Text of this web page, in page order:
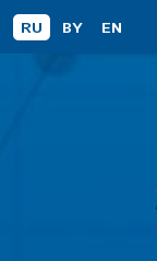
RU BY EN